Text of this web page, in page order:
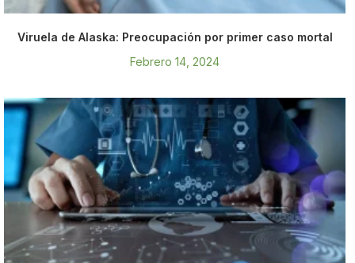
Viruela de Alaska: Preocupación por primer caso mortal
Febrero 14, 2024